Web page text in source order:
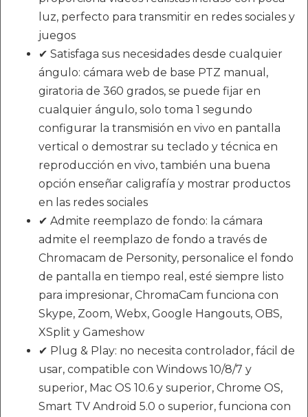
luz, perfecto para transmitir en redes sociales y
juegos
✔ Satisfaga sus necesidades desde cualquier
ángulo: cámara web de base PTZ manual,
giratoria de 360 ​​grados, se puede fijar en
cualquier ángulo, solo toma 1 segundo
configurar la transmisión en vivo en pantalla
vertical o demostrar su teclado y técnica en
reproducción en vivo, también una buena
opción enseñar caligrafía y mostrar productos
en las redes sociales
✔ Admite reemplazo de fondo: la cámara
admite el reemplazo de fondo a través de
Chromacam de Personity, personalice el fondo
de pantalla en tiempo real, esté siempre listo
para impresionar, ChromaCam funciona con
Skype, Zoom, Webx, Google Hangouts, OBS,
XSplit y Gameshow
✔ Plug & Play: no necesita controlador, fácil de
usar, compatible con Windows 10/8/7 y
superior, Mac OS 10.6 y superior, Chrome OS,
Smart TV Android 5.0 o superior, funciona con